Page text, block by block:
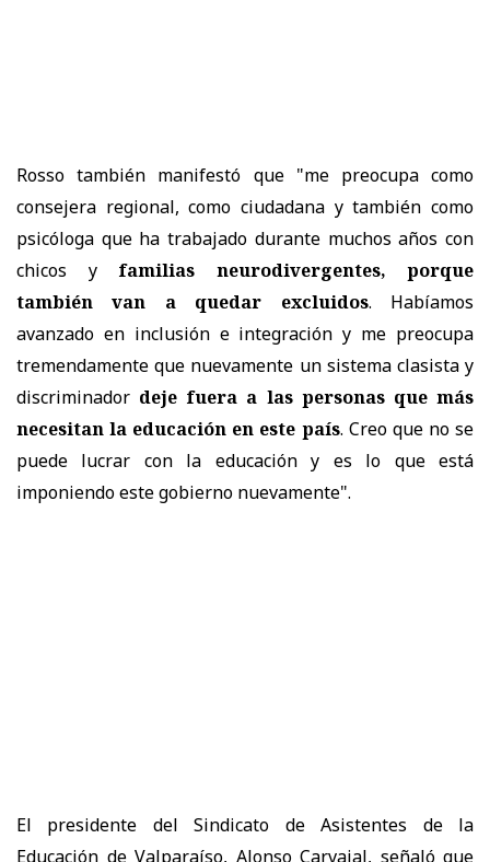
Rosso también manifestó que "me preocupa como
consejera regional, como ciudadana y también como
psicóloga que ha trabajado durante muchos años con
chicos yfamilias neurodivergentes, porque
también van a quedar excluidos. Habíamos
avanzado en inclusión e integración y me preocupa
tremendamente que nuevamente un sistema clasista y
discriminador deje fuera a las personas que más
necesitan la educación en este país. Creo que no se
puede lucrar con la educación y es lo que está
imponiendo este gobierno nuevamente".
El presidente del Sindicato de Asistentes de la
Educación de Valparaíso, Alonso Carvajal, señaló que